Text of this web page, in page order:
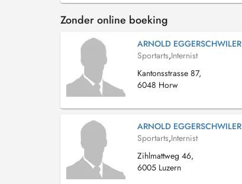
Zonder online boeking
ARNOLD EGGERSCHWILER
Sportarts,Internist
Kantonsstrasse 87,
6048 Horw
ARNOLD EGGERSCHWILER
Sportarts,Internist
Zihlmattweg 46,
6005 Luzern